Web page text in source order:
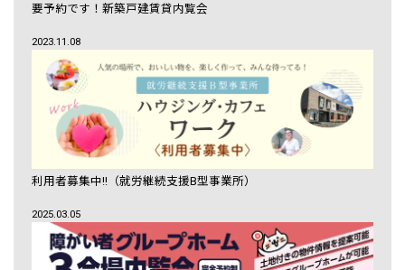
要予約です！新築戸建賃貸内覧会
2023.11.08
利用者募集中!!（就労継続支援B型事業所）
2025.03.05